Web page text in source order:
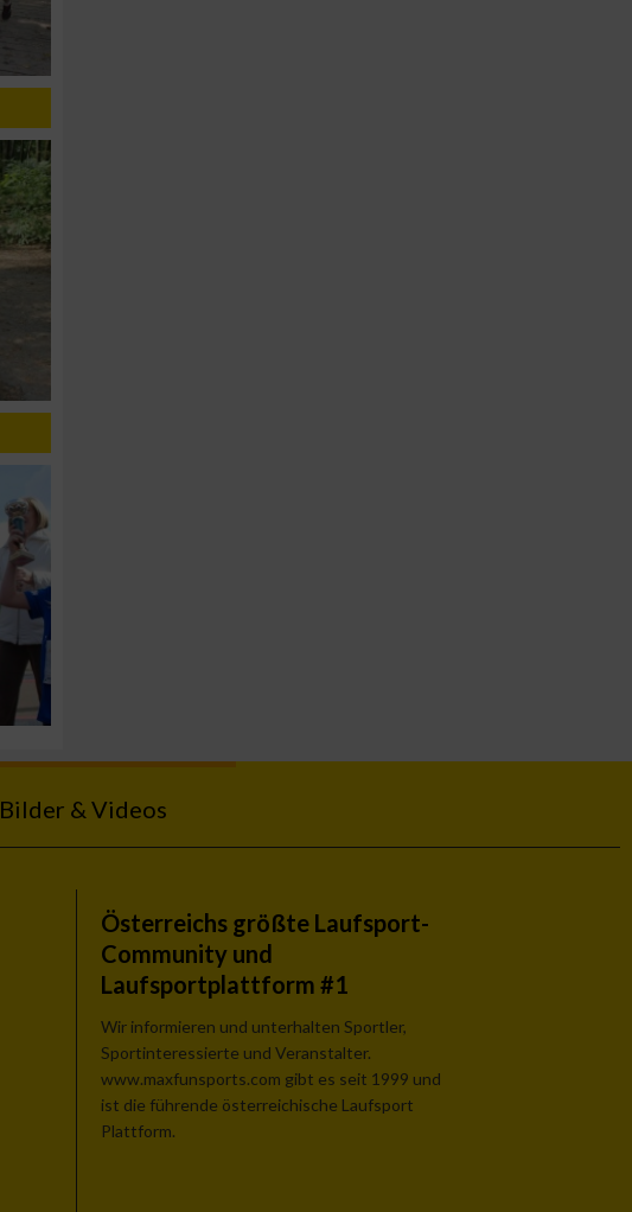
Bilder & Videos
Österreichs größte Laufsport-
Community und
Laufsportplattform #1
Wir informieren und unterhalten Sportler,
Sportinteressierte und Veranstalter.
www.maxfunsports.com gibt es seit 1999 und
ist die führende österreichische Laufsport
Plattform.